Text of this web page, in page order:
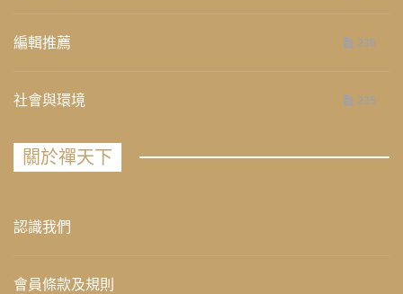
編輯推薦 236
社會與環境 235
關於禪天下
認識我們
會員條款及規則